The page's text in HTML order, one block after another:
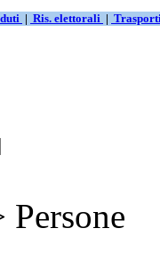
| Ris. elettorali |
Persone